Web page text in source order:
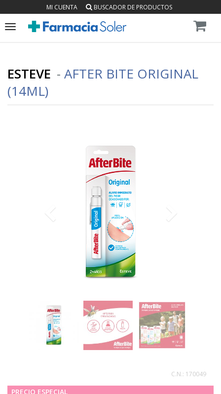
MI CUENTA BUSCADOR DE PRODUCTOS
Toggle
ESTEVE - AFTER BITE ORIGINAL
(14ML)
C.N.: 170049
PRECIO ESPECIAL